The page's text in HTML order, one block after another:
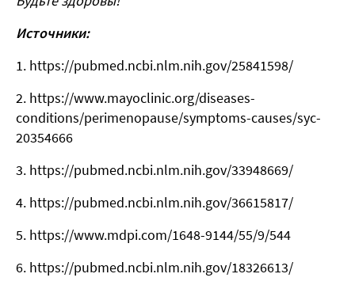
Источники:
https://pubmed.ncbi.nlm.nih.gov/25841598/
https://www.mayoclinic.org/diseases-
conditions/perimenopause/symptoms-causes/syc-
20354666
https://pubmed.ncbi.nlm.nih.gov/33948669/
https://pubmed.ncbi.nlm.nih.gov/36615817/
https://www.mdpi.com/1648-9144/55/9/544
https://pubmed.ncbi.nlm.nih.gov/18326613/